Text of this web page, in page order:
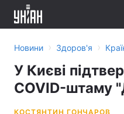
Новини › Здоров'я ›
У Києві
COVID-штаму
КОСТЯНТИН ГОНЧАРОВ